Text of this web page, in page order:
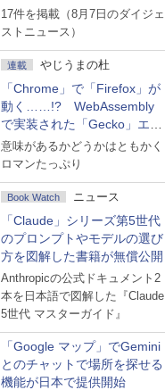
か
17件を掲載（8月7日のダイジェ
ストニュース）
連載 やじうまの杜
「Chrome」で「Firefox」が
動く……!? WebAssembly
で実装された「Gecko」エン
ジン
意味があるかどうかはともかく
ロマンたっぷり
Book Watch ニュース
「Claude」シリーズ第5世代
のプロンプトやモデルの選び
方を図解した書籍が無償公開
Anthropicの公式ドキュメント2
本を日本語で図解した『Claude
5世代 マスターガイド』
「Google マップ」でGemini
とのチャットで場所を探せる
機能が日本で提供開始